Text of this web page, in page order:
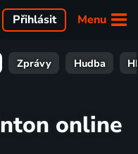
Menu
Přihlásit
Zprávy Hudba
online